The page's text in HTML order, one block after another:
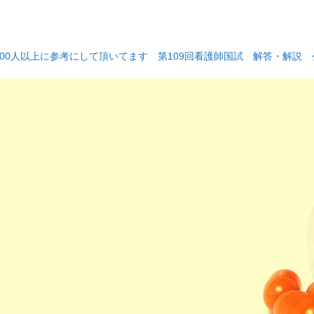
人以上に参考にして頂いてます 第109回看護師国試 解答・解説